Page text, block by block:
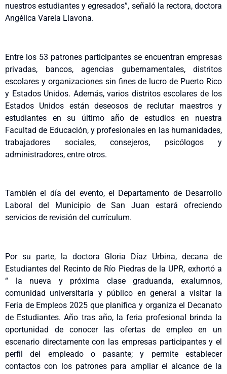
nuestros estudiantes y egresados”, señaló la rectora, doctora
Angélica Varela Llavona.
Entre los 53 patrones participantes se encuentran empresas
privadas, bancos, agencias gubernamentales, distritos
escolares y organizaciones sin fines de lucro de Puerto Rico
y Estados Unidos. Además, varios distritos escolares de los
Estados Unidos están deseosos de reclutar maestros y
estudiantes en su último año de estudios en nuestra
Facultad de Educación, y profesionales en las humanidades,
trabajadores sociales, consejeros, psicólogos y
administradores, entre otros.
También el día del evento, el Departamento de Desarrollo
Laboral del Municipio de San Juan estará ofreciendo
servicios de revisión del currículum.
Por su parte, la doctora Gloria Díaz Urbina, decana de
Estudiantes del Recinto de Río Piedras de la UPR, exhortó a
“ la nueva y próxima clase graduanda, exalumnos,
comunidad universitaria y público en general a visitar la
Feria de Empleos 2025 que planifica y organiza el Decanato
de Estudiantes. Año tras año, la feria profesional brinda la
oportunidad de conocer las ofertas de empleo en un
escenario directamente con las empresas participantes y el
perfil del empleado o pasante; y permite establecer
contactos con los patrones para ampliar el alcance de la